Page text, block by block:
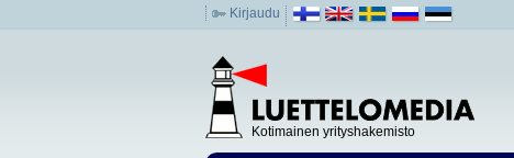
Kirjaudu
Kotimainen yrityshakemisto